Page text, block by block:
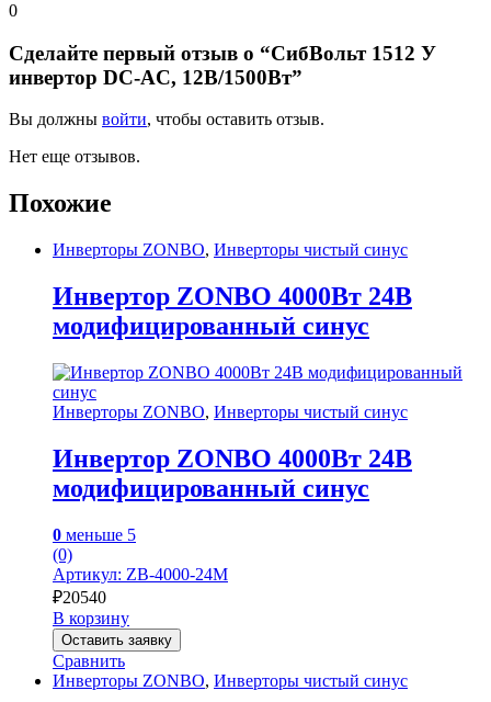
0
Сделайте первый отзыв о “СибВольт 1512 У
инвертор DC-AC, 12В/1500Вт”
Вы должны войти, чтобы оставить отзыв.
Нет еще отзывов.
Похожие
Инверторы ZONBO, Инверторы чистый синус
Инвертор ZONBO 4000Вт 24В
модифицированный синус
Инверторы ZONBO, Инверторы чистый синус
Инвертор ZONBO 4000Вт 24В
модифицированный синус
0 меньше 5
(0)
Артикул: ZB-4000-24M
₽20540
В корзину
Оставить заявку
Сравнить
Инверторы ZONBO, Инверторы чистый синус